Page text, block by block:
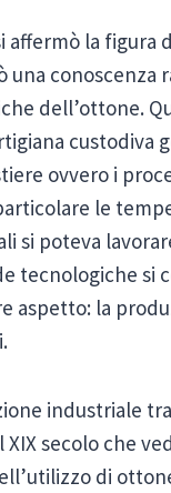
affermò la figura
una conoscenza
dell’ottone.
custodiva
ovvero i
le
si poteva
tecnologiche si
aspetto: la
industriale
XIX secolo che
di